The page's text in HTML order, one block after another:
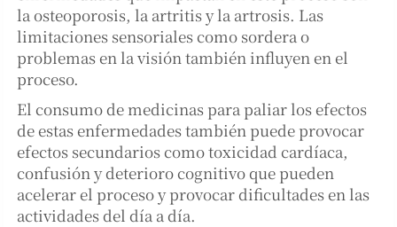
la osteoporosis, la artritis y la artrosis. Las
limitaciones sensoriales como sordera o
problemas en la visión también influyen en el
proceso.
El consumo de medicinas para paliar los efectos
de estas enfermedades también puede provocar
efectos secundarios como toxicidad cardíaca,
confusión y deterioro cognitivo que pueden
acelerar el proceso y provocar dificultades en las
actividades del día a día.